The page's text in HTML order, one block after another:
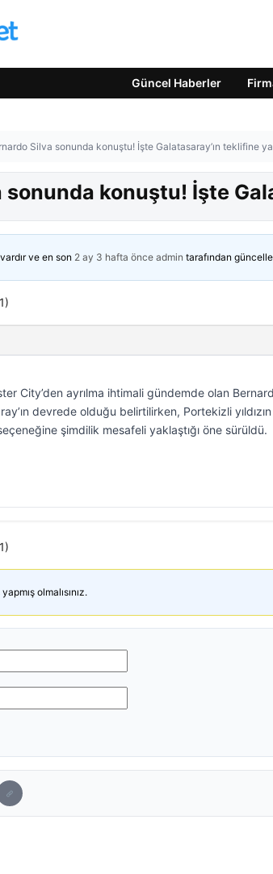
Güncel Haberler
Silva sonunda konuştu! İşte Galatasaray’ın teklifine
konuştu! İşte
ve en son 2 ay 3 hafta önce admin tarafından
City’den ayrılma ihtimali gündemde olan
devrede olduğu belirtilirken, Portekizli
şimdilik mesafeli yaklaştığı öne sürüldü.
olmalısınız.